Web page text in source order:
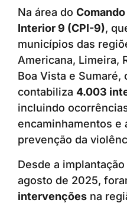
Na área do
Interior 9 (CPI-9),
municípios das
Americana, Limeira,
Boa Vista e Sumaré,
contabiliza 4.003
incluindo
encaminhamentos e
prevenção da
Desde a
agosto de 2025,
intervenções na